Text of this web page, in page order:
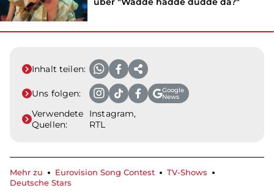
Inhalt teilen:
Uns folgen:
Google
News
Verwendete
Quellen:
Instagram,
RTL
Mehr zu Eurovision Song Contest
TV-Shows
Deutsche Stars